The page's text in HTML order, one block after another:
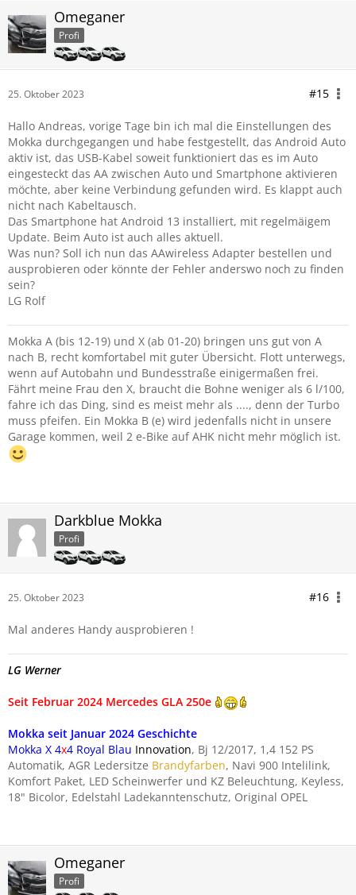
Omeganer
Profi
25. Oktober 2023 #15
Hallo Andreas, vorige Tage bin ich mal die Einstellungen des
Mokka durchgegangen und habe festgestellt, das Android Auto
aktiv ist, das USB-Kabel soweit funktioniert das es im Auto
eingesteckt das AA zwischen Auto und Smartphone aktivieren
möchte, aber keine Verbindung gefunden wird. Es klappt auch
nicht nach Kabeltausch.
Das Smartphone hat Android 13 installiert, mit regelmäigem
Update. Beim Auto ist auch alles aktuell.
Was nun? Soll ich nun das AAwireless Adapter bestellen und
ausprobieren oder könnte der Fehler anderswo noch zu finden
sein?
LG Rolf
Mokka A (bis 12-19) und X (ab 01-20) bringen uns gut von A
nach B, recht komfortabel mit guter Übersicht. Flott unterwegs,
wenn auf Autobahn und Bundesstraße einigermaßen frei.
Fährt meine Frau den X, braucht die Bohne weniger als 6 l/100,
fahre ich das Ding, sind es meist mehr als ...., denn der Turbo
muss pfeifen. Ein Mokka B (e) wird jedenfalls nicht in unsere
Garage kommen, weil 2 e-Bike auf AHK nicht mehr möglich ist.
Darkblue Mokka
Profi
25. Oktober 2023 #16
Mal anderes Handy ausprobieren !
LG Werner
Seit Februar 2024 Mercedes GLA 250e
Mokka seit Januar 2024 Geschichte
Mokka X 4x4 Royal Blau Innovation, Bj 12/2017, 1,4 152 PS
Automatik, AGR Ledersitze Brandyfarben, Navi 900 Intelilink,
Komfort Paket, LED Scheinwerfer und KZ Beleuchtung, Keyless,
18" Bicolor, Edelstahl Ladekanntenschutz, Original OPEL
Omeganer
Profi